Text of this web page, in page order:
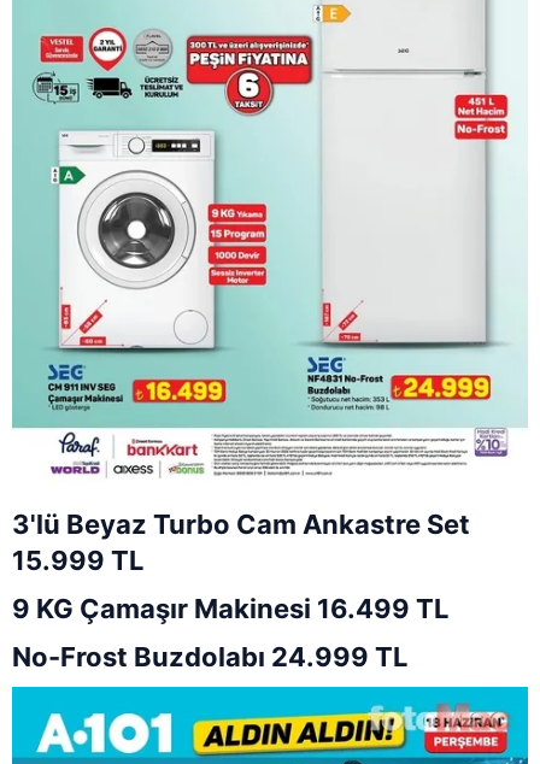
3'lü Beyaz Turbo Cam Ankastre Set
15.999 TL
9 KG Çamaşır Makinesi 16.499 TL
No-Frost Buzdolabı 24.999 TL